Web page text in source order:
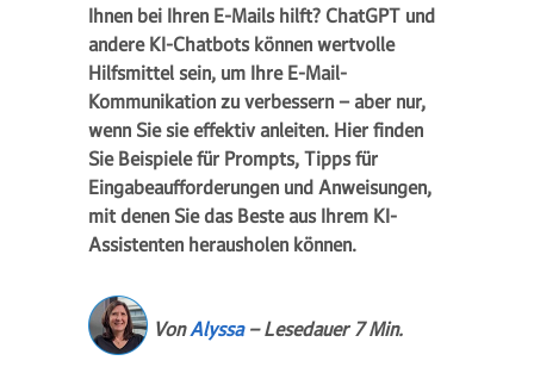
Ihnen bei Ihren E-Mails hilft? ChatGPT und
andere KI-Chatbots können wertvolle
Hilfsmittel sein, um Ihre E-Mail-
Kommunikation zu verbessern – aber nur,
wenn Sie sie effektiv anleiten. Hier finden
Sie Beispiele für Prompts, Tipps für
Eingabeaufforderungen und Anweisungen,
mit denen Sie das Beste aus Ihrem KI-
Assistenten herausholen können.
VonAlyssa – Lesedauer 7 Min.